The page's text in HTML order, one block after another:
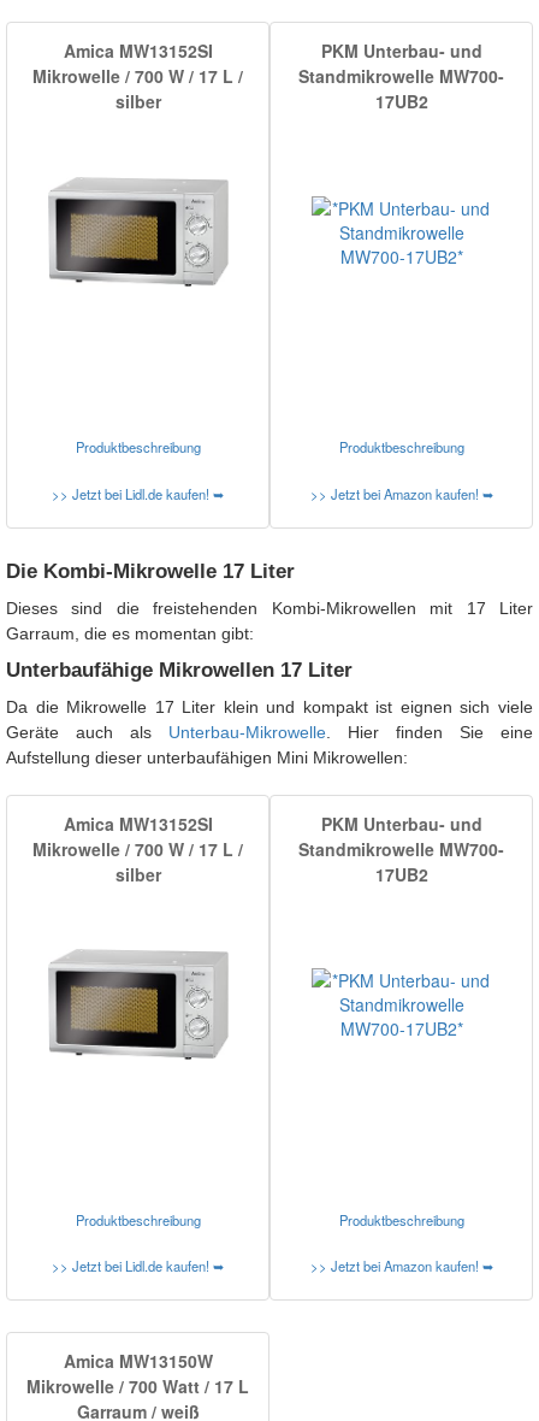
Amica MW13152SI
Mikrowelle / 700 W / 17 L /
silber
Produktbeschreibung
>> Jetzt bei Lidl.de kaufen! ➥
PKM Unterbau- und
Standmikrowelle MW700-
17UB2
Produktbeschreibung
>> Jetzt bei Amazon kaufen! ➥
Die Kombi-Mikrowelle 17 Liter
Dieses sind die freistehenden Kombi-Mikrowellen mit 17 Liter
Garraum, die es momentan gibt:
Unterbaufähige Mikrowellen 17 Liter
Da die Mikrowelle 17 Liter klein und kompakt ist eignen sich viele
Geräte auch als Unterbau-Mikrowelle . Hier finden Sie eine
Aufstellung dieser unterbaufähigen Mini Mikrowellen:
Amica MW13152SI
Mikrowelle / 700 W / 17 L /
silber
Produktbeschreibung
>> Jetzt bei Lidl.de kaufen! ➥
PKM Unterbau- und
Standmikrowelle MW700-
17UB2
Produktbeschreibung
>> Jetzt bei Amazon kaufen! ➥
Amica MW13150W
Mikrowelle / 700 Watt / 17 L
Garraum / weiß